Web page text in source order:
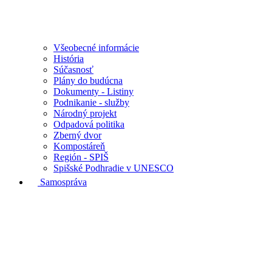
Všeobecné informácie
História
Súčasnosť
Plány do budúcna
Dokumenty - Listiny
Podnikanie - služby
Národný projekt
Odpadová politika
Zberný dvor
Kompostáreň
Región - SPIŠ
Spišské Podhradie v UNESCO
Samospráva